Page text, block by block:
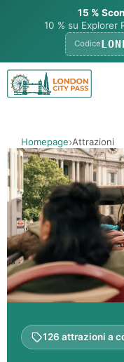
15 %
10 % su Explorer
Codice
Vai
Homepage Attrazioni
126 attrazioni a